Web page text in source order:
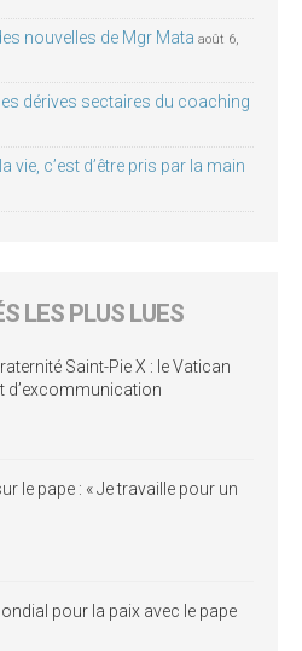
nouvelles de Mgr Mata août 6,
dérives sectaires du coaching
vie, c’est d’être pris par la main
LES PLUS LUES
Saint-Pie X : le Vatican
d’excommunication
le pape : « Je travaille pour un
pour la paix avec le pape